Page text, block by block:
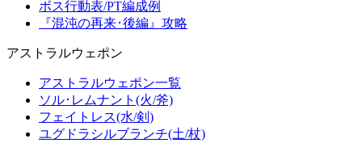
ボス行動表/PT編成例
『混沌の再来･後編』攻略
アストラルウェポン
アストラルウェポン一覧
ソル･レムナント(火/斧)
フェイトレス(水/剣)
ユグドラシルブランチ(土/杖)